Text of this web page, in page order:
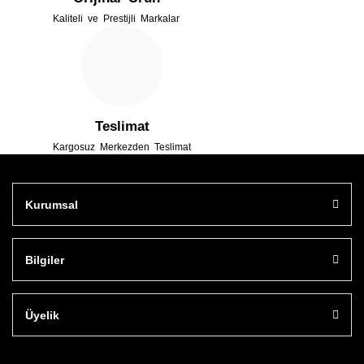
Kaliteli ve Prestijli Markalar
Teslimat
Kargosuz Merkezden Teslimat
Kurumsal
Bilgiler
Üyelik